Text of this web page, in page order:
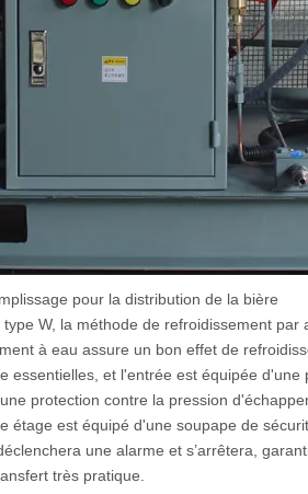
pour la distribution de la bière
W, la méthode de refroidissement
à eau assure un bon effet de
essentielles, et l'entrée est équipée
protection contre la pression
étage est équipé d'une soupape de
une alarme et s’arrêtera,
très pratique.